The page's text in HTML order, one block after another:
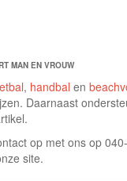
MAN EN VROUW
, handbal en
Daarnaast
op met ons op
site.